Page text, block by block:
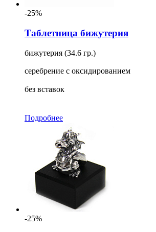
-25%
Таблетница бижутерия
бижутерия (34.6 гр.)
серебрение с оксидированием
без вставок
Подробнее
-25%